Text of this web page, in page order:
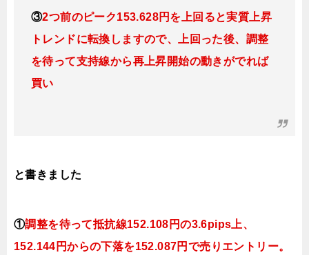
③2つ前のピーク153.628円を上回ると実質上昇
トレンドに転換 しますので、上回った後、調整
を待って支持線から再上昇開始の動きがでれば
買い
と書きました
①調整を待って抵抗線152.108 円の3.6pips上、
152.144円からの下落を152.087円で売りエントリー。